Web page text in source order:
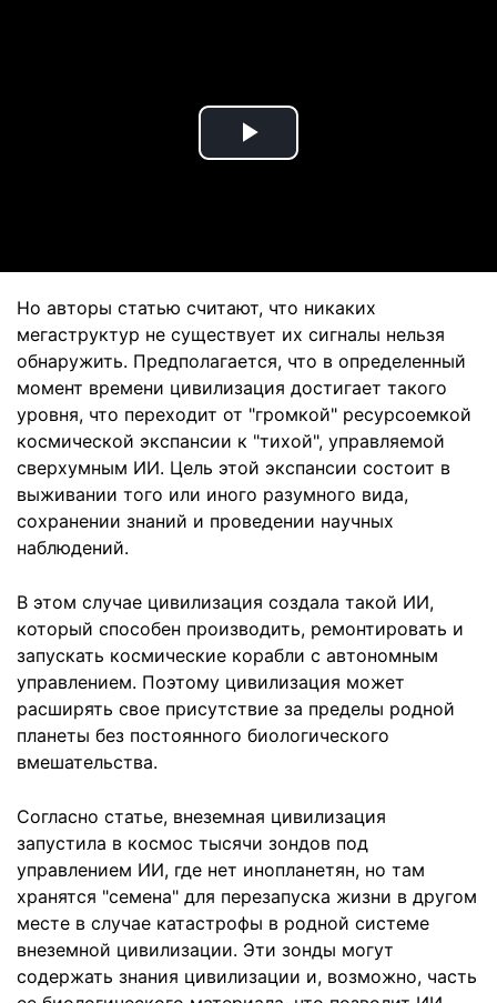
Play
Но авторы статью считают, что никаких
мегаструктур не существует их сигналы нельзя
обнаружить. Предполагается, что в определенный
момент времени цивилизация достигает такого
уровня, что переходит от "громкой" ресурсоемкой
космической экспансии к "тихой", управляемой
сверхумным ИИ. Цель этой экспансии состоит в
выживании того или иного разумного вида,
сохранении знаний и проведении научных
наблюдений.
В этом случае цивилизация создала такой ИИ,
который способен производить, ремонтировать и
запускать космические корабли с автономным
управлением. Поэтому цивилизация может
расширять свое присутствие за пределы родной
планеты без постоянного биологического
вмешательства.
Согласно статье, внеземная цивилизация
запустила в космос тысячи зондов под
управлением ИИ, где нет инопланетян, но там
хранятся "семена" для перезапуска жизни в другом
месте в случае катастрофы в родной системе
внеземной цивилизации. Эти зонды могут
содержать знания цивилизации и, возможно, часть